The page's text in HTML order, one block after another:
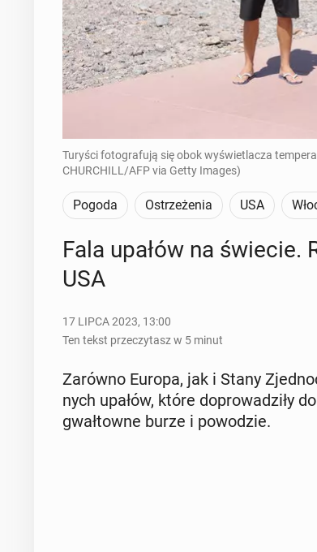
Turyści fotografują się obok wyświetlacza
CHURCHILL/AFP via Getty Images)
Pogoda Ostrzeżenia USA
Fala upałów na świecie.
USA
17 LIPCA 2023, 13:00
Ten tekst przeczytasz w 5 minut
Zarówno Europa, jak i Stany
nych upałów, które do­pro­wa­dzi­ły
gwał­tow­ne burze i po­wo­dzie.